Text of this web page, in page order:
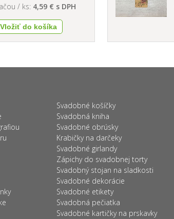
/ ks: 4,59 € s DPH
Svadobné košíčky
Svadobná kniha
Svadobné obrúsky
Krabičky na darčeky
Svadobné girlandy
Zápichy do svadobnej torty
Svadobný stojan na sladkosti
Svadobné dekorácie
Svadobné etikety
Svadobná pečiatka
Svadobné kartičky na prskavky